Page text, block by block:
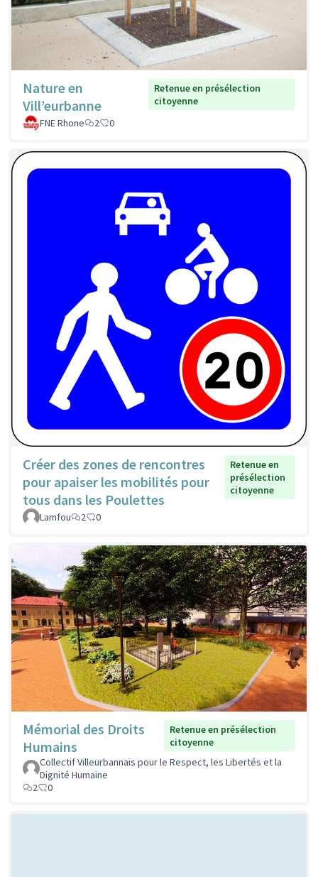
Nature en
Vill’eurbanne
Retenue en présélection
citoyenne
FNE Rhone
2 0
Créer des zones de rencontres
pour apaiser les mobilités pour
tous dans les Poulettes
Retenue en
présélection
citoyenne
Lamfou 2 0
Mémorial des Droits
Humains
Retenue en présélection
citoyenne
Collectif Villeurbannais pour le Respect, les Libertés et la
Dignité Humaine
2
0